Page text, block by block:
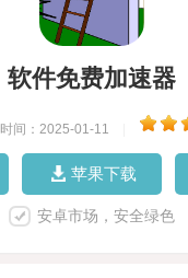
软件免费加速器
时间：2025-01-11
苹果下载
安卓市场，安全绿色